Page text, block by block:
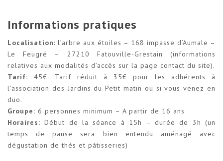
Informations pratiques
Localisation: l’arbre aux étoiles – 168 impasse d’Aumale –
Le Feugré – 27210 Fatouville-Grestain (informations
relatives aux modalités d’accès sur la page contact du site).
Tarif: 45€. Tarif réduit à 35€ pour les adhérents à
l’association des Jardins du Petit matin ou si vous venez en
duo.
Groupe: 6 personnes minimum – A partir de 16 ans
Horaires: Début de la séance à 15h – durée de 3h (un
temps de pause sera bien entendu aménagé avec
dégustation de thés et pâtisseries)